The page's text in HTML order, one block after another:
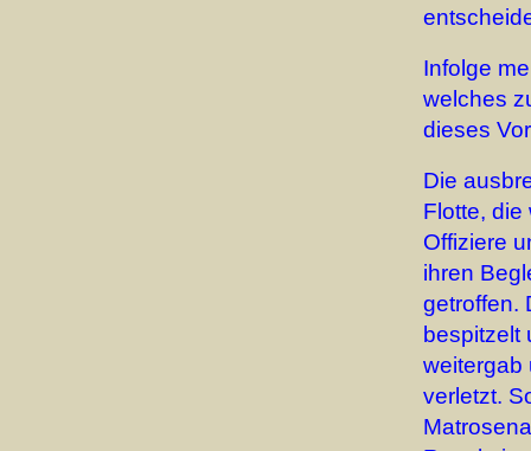
Infolge
welches
dieses
Die
Flotte, die
Offiziere
ihren
getroffen.
bespitzelt
weitergab
verletzt.